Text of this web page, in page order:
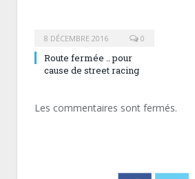
8 DÉCEMBRE 2016 0
Route fermée .. pour
cause de street racing
Les commentaires sont fermés.